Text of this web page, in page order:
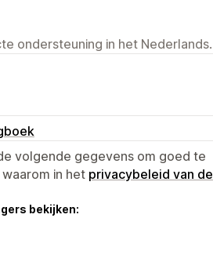
ondersteuning in het Nederlands.
volgende gegevens om goed te
in het privacybeleid van de
bekijken: